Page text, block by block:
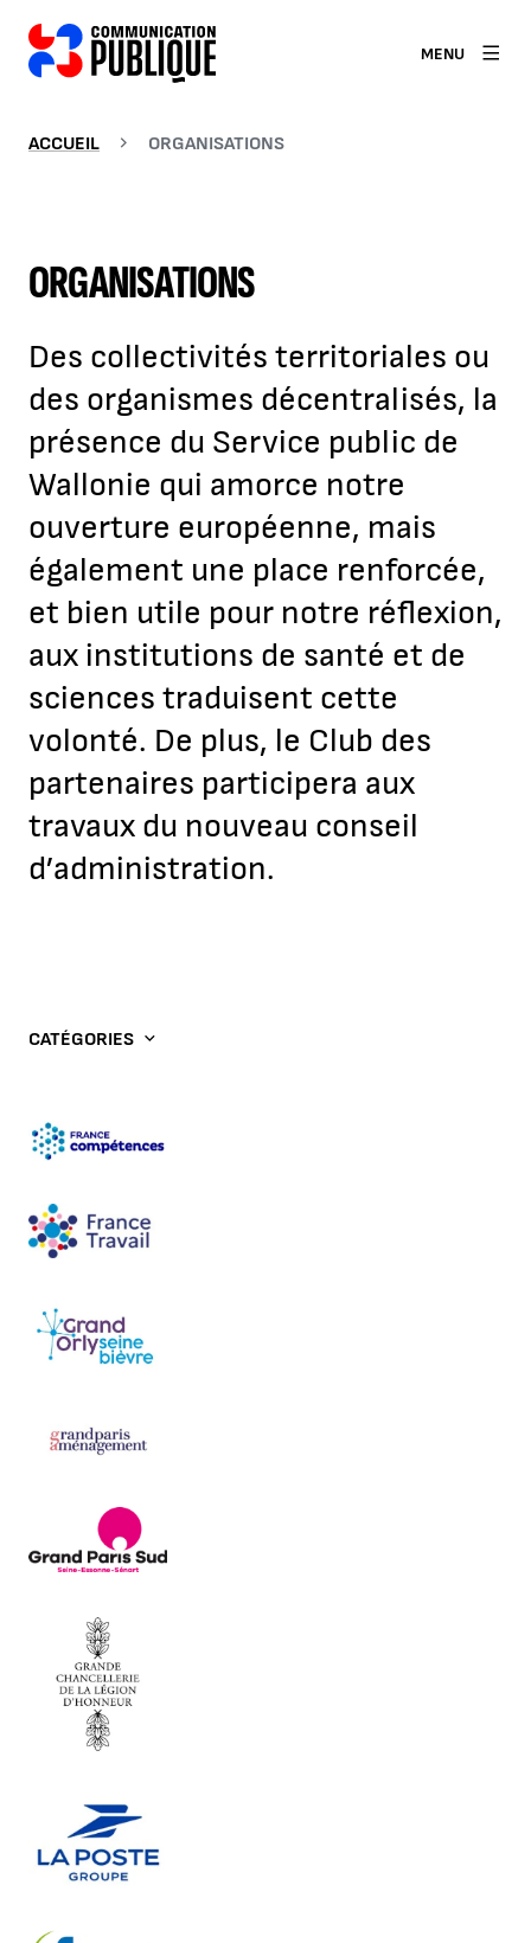
MENU
ACCUEIL ORGANISATIONS
ORGANISATIONS
Des collectivités territoriales ou
des organismes décentralisés, la
présence du Service public de
Wallonie qui amorce notre
ouverture européenne, mais
également une place renforcée,
et bien utile pour notre réflexion,
aux institutions de santé et de
sciences traduisent cette
volonté. De plus, le Club des
partenaires participera aux
travaux du nouveau conseil
d’administration.
CATÉGORIES